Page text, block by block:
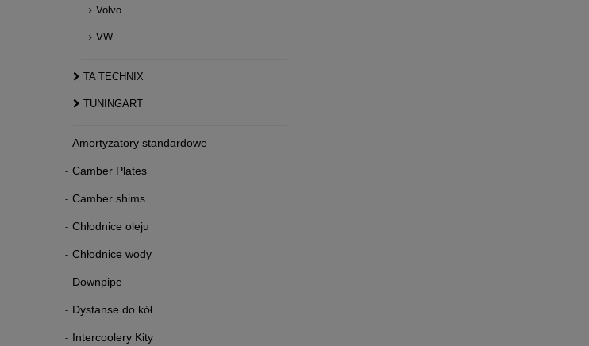
Volvo
VW
TA TECHNIX
TUNINGART
Amortyzatory standardowe
Camber Plates
Camber shims
Chłodnice oleju
Chłodnice wody
Downpipe
Dystanse do kół
Intercoolery Kity